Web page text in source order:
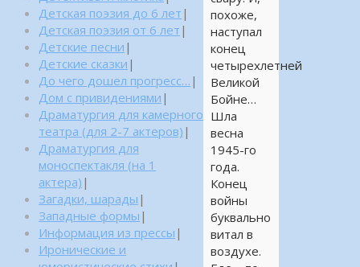
похоже,
наступал
конец
четырехлетней
Великой
Бойне…
Шла
весна
1945-го
года.
Конец
войны
буквально
витал в
воздухе.
Детская поэзия до 6 лет |
Детская поэзия от 6 лет |
Детские песни |
Детские сказки |
До чего дошел прогресс… |
Дом с привидениями |
Драматургия для камерного
театра (для 2-7 актеров) |
Драматургия для
моноспектакля (на 1
актера) |
Загадки, шарады |
Западные формы |
Информация из прессы |
Иронические и